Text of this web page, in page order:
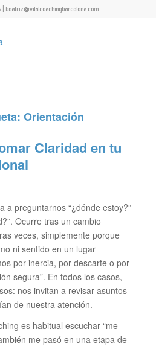
beatriz@vitalcoachingbarcelona.com
Orientación
Claridad en tu
a preguntarnos “¿dónde estoy?”
Ocurre tras un cambio
veces, simplemente porque
ni sentido en un lugar
por inercia, por descarte o por
segura”. En todos los casos,
nos invitan a revisar asuntos
de nuestra atención.
es habitual escuchar “me
me pasó en una etapa de